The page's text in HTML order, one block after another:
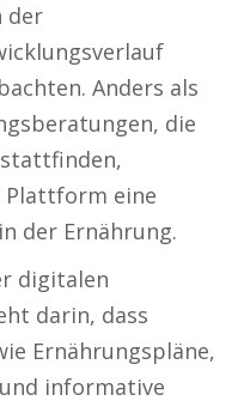
der
Anders als
die
eine
der Ernährung.
digitalen
darin, dass
Ernährungspläne,
informative